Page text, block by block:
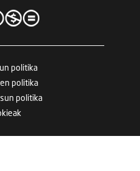
politika
politika
politika